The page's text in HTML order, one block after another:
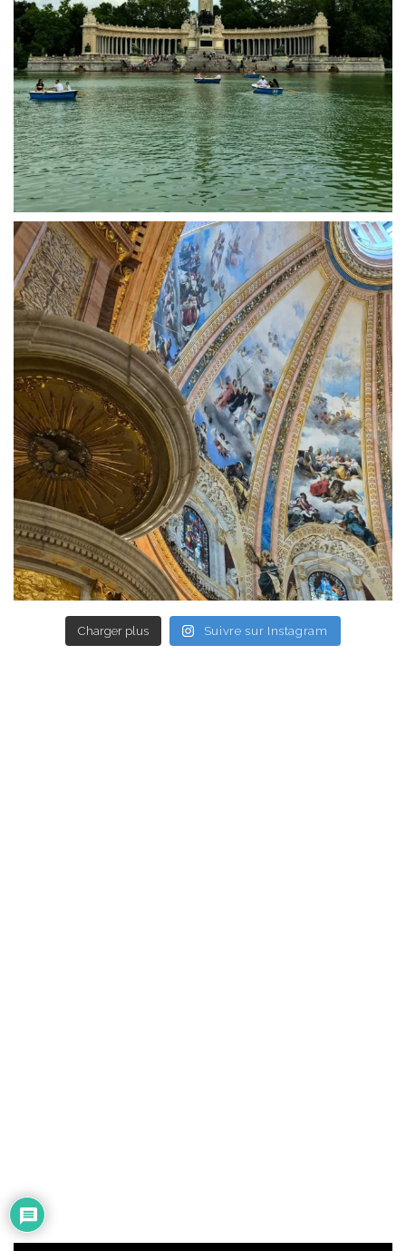
Charger plus Suivre sur Instagram